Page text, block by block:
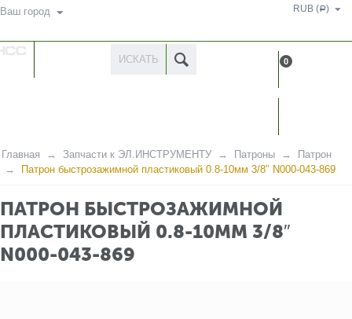
Ваш город RUB (Р)
0
Главная Запчасти к ЭЛ.ИНСТРУМЕНТУ Патроны
Патрон
Патрон быстрозажимной пластиковый 0.8-10мм 3/8″ N000-043-869
ПАТРОН БЫСТРОЗАЖИМНОЙ
ПЛАСТИКОВЫЙ 0.8-10ММ 3/8″
N000-043-869